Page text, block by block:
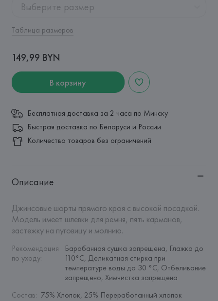
Выберите размер
Таблица размеров
149,99 BYN
В корзину
Бесплатная доставка за 2 часа по Минску
Быстрая доставка по Беларуси и России
Количество товаров без ограничений
Описание
Джинсовые шорты прямого кроя с высокой посадкой.
Модель имеет шлевки для ремня, пять карманов,
застежку на пуговицу и молнию.
Рекомендация
по уходу:
Барабанная сушка запрещена, Глажка до
110°C, Деликатная стирка при
температуре воды до 30 °C, Отбеливание
запрещено, Химчистка запрещена
Состав: 75% Хлопок, 25% Переработанный хлопок